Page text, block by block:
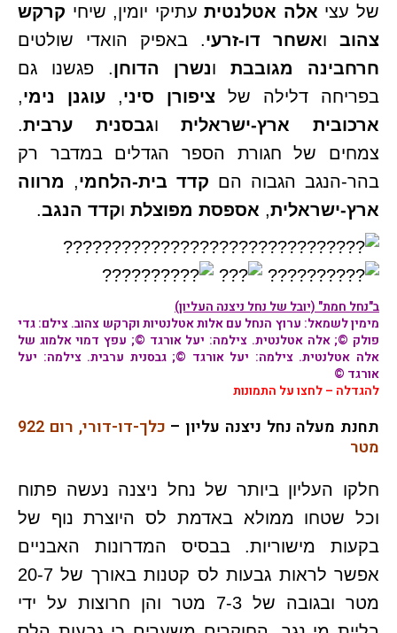
של עצי אלה אטלנטיתעתיקי יומין, שיחי קרקש
צהוב ואשחר דו-זרעי. באפיק הואדי שולטים
חרחבינה מגובבת ונשרן הדוחן. פגשנו גם
בפריחה דלילה של ציפורן סיני, עוגנן נימי,
ארכובית ארץ-ישראליתוגבסנית ערבית.
צמחים של חגורת הספר הגדלים במדבר רק
בהר-הנגב הגבוה הם קדד בית-הלחמי, מרווה
ארץ-ישראלית, אספסת מפוצלת וקדד הנגב.
ב"נחל חמת" (יובל של נחל ניצנה העליון)
מימין לשמאל: ערוץ הנחל עםאלות אטלנטיותוקרקש צהוב. צילם: גדי
פולק ©;אלה אטלנטית. צילמה: יעל אורגד ©; עפץ דמוי אלמוג של
אלה אטלנטית. צילמה: יעל אורגד ©;גבסנית ערבית. צילמה: יעל
אורגד ©
להגדלה – לחצו על התמונות
תחנת מעלה נחל ניצנה עליון –
כלך-דו-דורי, רום 922
מטר
חלקו העליון ביותר של נחל ניצנה נעשה פתוח
וכל שטחו ממולא באדמת לס היוצרת נוף של
בקעות מישוריות. בבסיס המדרונות האבניים
אפשר לראות גבעות לס קטנות באורך של 20-7
מטר ובגובה של 7-3 מטר והן חרוצות על ידי